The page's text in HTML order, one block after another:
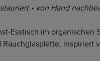
• von Hand
Esstisch im organischen
Rauchglasplatte, inspiriert